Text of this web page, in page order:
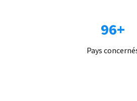
96+
Pays